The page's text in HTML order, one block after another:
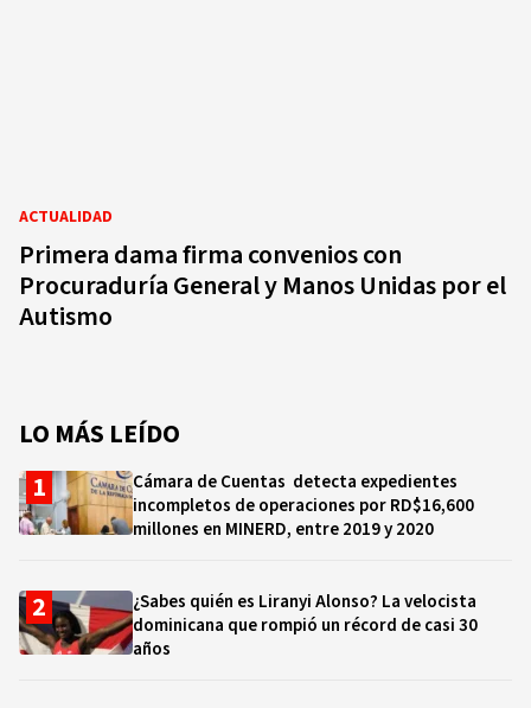
ACTUALIDAD
Primera dama firma convenios con
Procuraduría General y Manos Unidas por el
Autismo
LO MÁS LEÍDO
Cámara de Cuentas detecta expedientes
incompletos de operaciones por RD$16,600
millones en MINERD, entre 2019 y 2020
¿Sabes quién es Liranyi Alonso? La velocista
dominicana que rompió un récord de casi 30
años